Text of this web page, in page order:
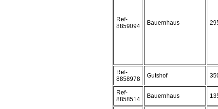
Ref-
8859094
Bauernhaus
Ref-
8858978
Gutshof
Ref-
8858514
Bauernhaus